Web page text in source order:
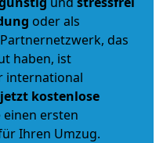
oder als
das
haben, ist
international
kostenlose
einen ersten
Ihren Umzug.